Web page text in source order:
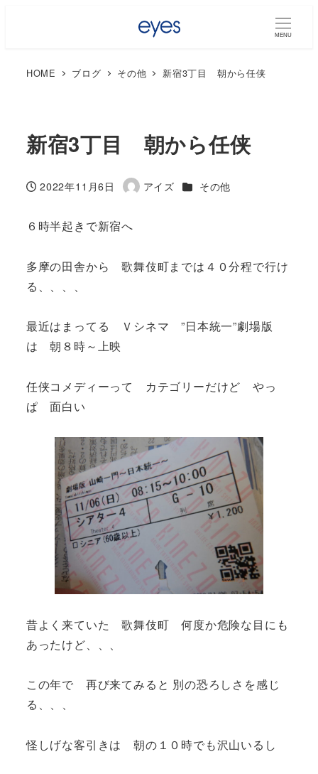
MENU
HOME ブログ その他 新宿3丁目 朝から任侠
新宿3丁目 朝から任侠
投稿日
2022年11月6日
著
アイズ カテゴリー
その他
６時半起きで新宿へ
多摩の田舎から 歌舞伎町までは４０分程で行け
る、、、、
最近はまってる Ｖシネマ ”日本統一”劇場版
は 朝８時～上映
任侠コメディーって カテゴリーだけど やっ
ぱ 面白い
昔よく来ていた 歌舞伎町 何度か危険な目にも
あったけど、、、
この年で 再び来てみると 別の恐ろしさを感じ
る、、、
怪しげな客引きは 朝の１０時でも沢山いるし